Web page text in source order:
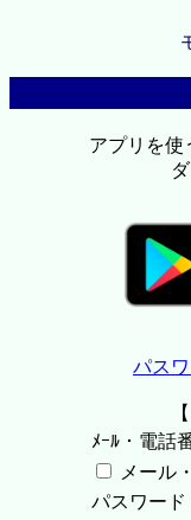
アプリを使
パス
ﾒｰﾙ・電話
メール
パスワード